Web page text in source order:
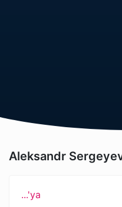
Aleksandr
...'ya